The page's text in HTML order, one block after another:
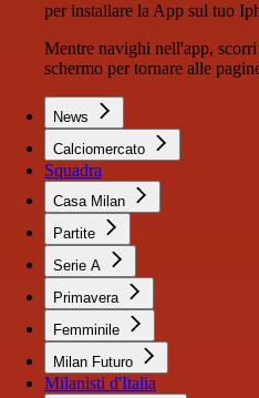
per installare la App sul tuo
Mentre navighi nell'app,
schermo per tornare alle
News
Calciomercato
Squadra
Casa Milan
Partite
Serie A
Primavera
Femminile
Milan Futuro
Milanisti d'Italia